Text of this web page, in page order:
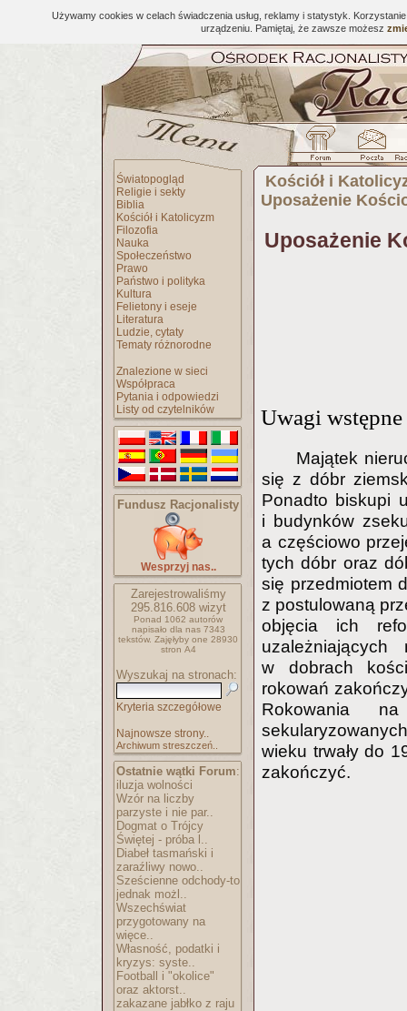
Używamy cookies w celach świadczenia usług, reklamy i statystyk.
urządzeniu. Pamiętaj, że zawsze możesz
Światopogląd
Religie i sekty
Biblia
Kościół i Katolicyzm
Filozofia
Nauka
Społeczeństwo
Prawo
Państwo i polityka
Kultura
Felietony i eseje
Literatura
Ludzie, cytaty
Tematy różnorodne
Znalezione w sieci
Współpraca
Pytania i odpowiedzi
Listy od czytelników
Fundusz Racjonalisty
Wesprzyj nas..
Zarejestrowaliśmy
295.816.608wizyt
Ponad 1062 autorów
napisało dla nas 7343
tekstów. Zajęłyby one 28930
stron A4
Wyszukaj na stronach:
Kryteria szczegółowe
Najnowsze strony..
Archiwum streszczeń..
Ostatnie wątki Forum:
iluzja wolności
Wzór na liczby
parzyste i nie par..
Dogmat o Trójcy
Świętej - próba l..
Diabeł tasmański i
zaraźliwy nowo..
Sześcienne odchody-to
jednak możl..
Wszechświat
przygotowany na
więce..
Własność, podatki i
kryzys: syste..
Football i "okolice"
oraz aktorst..
zakazane jabłko z raju
Kościół i
Uposażenie
Uposażenie
Uwagi wstępne
Majątek
się z dóbr
Ponadto biskupi
i budynków
a częściowo
tych dóbr oraz
się przedmiotem
z postulowaną
objęcia ich
uzależniających
w dobrach
rokowań
Rokowania
wieku trwały do
zakończyć.